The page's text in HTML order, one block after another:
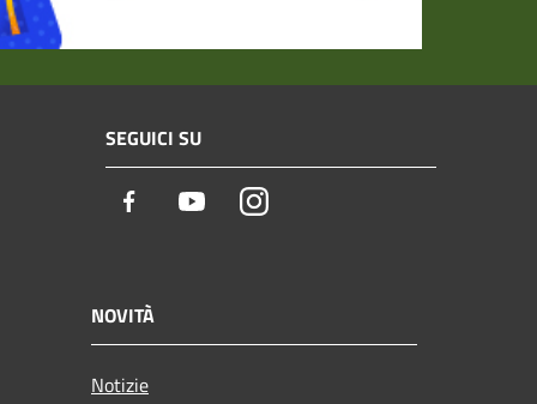
SEGUICI SU
Facebook YoutubeInstagram
NOVITÀ
Notizie